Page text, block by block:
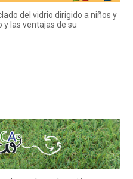
del vidrio dirigido a niños y
y las ventajas de su